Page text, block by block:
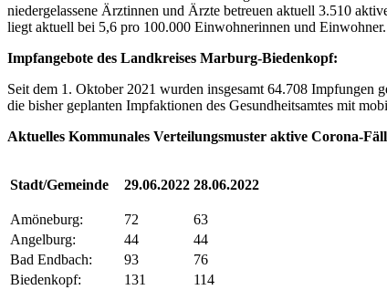
niedergelassene Ärztinnen und Ärzte betreuen aktuell 3.510
liegt aktuell bei 5,6 pro 100.000 Einwohnerinnen und
Impfangebote des Landkreises Marburg-Biedenkopf:
Seit dem 1. Oktober 2021 wurden insgesamt 64.708 Impfungen
die bisher geplanten Impfaktionen des Gesundheitsamtes mit
Aktuelles Kommunales Verteilungsmuster aktive Corona-
Stadt/Gemeinde 29.06.2022 28.06.2022
Amöneburg: 72
63
Angelburg:
44
44
Bad Endbach:
93
76
Biedenkopf:
131
114